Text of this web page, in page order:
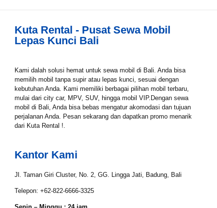
Kuta Rental - Pusat Sewa Mobil
Lepas Kunci Bali
Kami dalah solusi hemat untuk sewa mobil di Bali. Anda bisa
memilih mobil tanpa supir atau lepas kunci, sesuai dengan
kebutuhan Anda. Kami memiliki berbagai pilihan mobil terbaru,
mulai dari city car, MPV, SUV, hingga mobil VIP.Dengan sewa
mobil di Bali, Anda bisa bebas mengatur akomodasi dan tujuan
perjalanan Anda. Pesan sekarang dan dapatkan promo menarik
dari Kuta Rental !.
Tgl Mulai*
Tgl Selesai*
Email*
Lokasi Pengiriman & Pengembalian
Kantor Kami
Jl. Taman Giri Cluster, No. 2, GG. Lingga Jati, Badung, Bali
Telepon: +62-822-6666-3325